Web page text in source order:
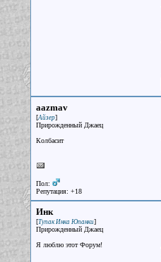
aazmav
[Айзер]
Прирожденный Джаец
Колбасит
Пол:
Репутация: +18
Инк
[Тупак Инка Юпанки]
Прирожденный Джаец
Я люблю этот Форум!